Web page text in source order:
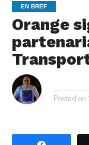
EN BREF
Orange
Posted on